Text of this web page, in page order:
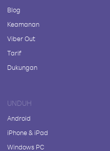
Blog
Keamanan
Viber Out
Tarif
Dukungan
UNDUH
Android
iPhone & iPad
Windows PC